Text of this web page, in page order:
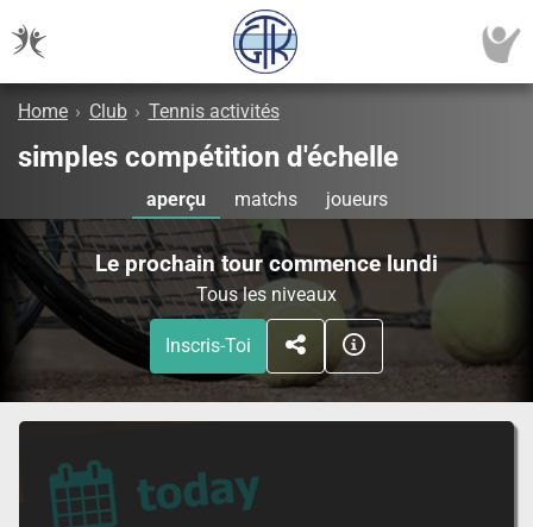
Home › Club › Tennis activités
simples compétition d'échelle
aperçu matchs joueurs
Le prochain tour commence lundi
Tous les niveaux
Inscris-Toi